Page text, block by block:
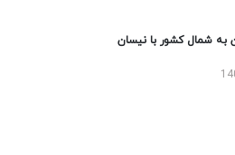
به شمال کشور با نیسان